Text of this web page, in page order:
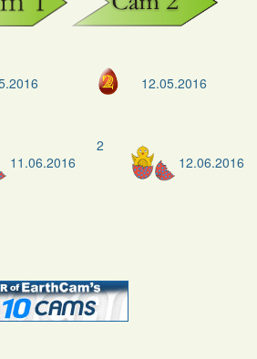
12.05.2016
11.06.2016
2
12.06.2016